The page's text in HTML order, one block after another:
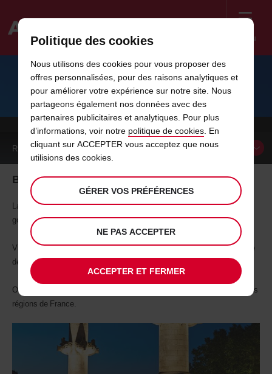
Menu
IDÉES DE VACANCES EN FRANCE -
BORDEAUX ET SES ENVIRONS
RÉSERVER UNVÉHICULE
Bordeaux et ses environs - Sensations Girondines
La Gironde compte parmi les régions les plus généreuses de France :
goûtez des yeux, enivrez-vous de couleurs et d’histoire.
Ville extraordinaire et incontournable, vous avez mille et une façons de
découvrir Bordeaux : à pied, en bateau et bien entendu, en voiture.
Organisez votre visite et faites connaissance avec l'une des plus belles
régions de France.
Politique des cookies
Nous utilisons des cookies pour vous proposer des
offres personnalisées, pour des raisons analytiques et
pour améliorer votre expérience sur notre site. Nous
partageons également nos données avec des
partenaires publicitaires et analytiques. Pour plus
d’informations, voir notre politique de cookies. En
cliquant sur ACCEPTER vous acceptez que nous
utilisions des cookies.
GÉRER VOS PRÉFÉRENCES
NE PAS ACCEPTER
ACCEPTER ET FERMER